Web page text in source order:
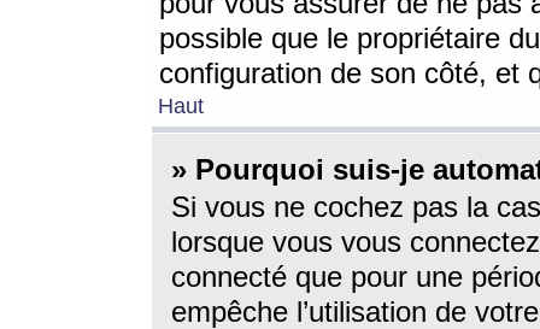
possible que le propriétaire
configuration de son côté, et
Haut
» Pourquoi suis-je
Si vous ne cochez pas la
lorsque vous vous
connecté que pour une
empêche l’utilisation de